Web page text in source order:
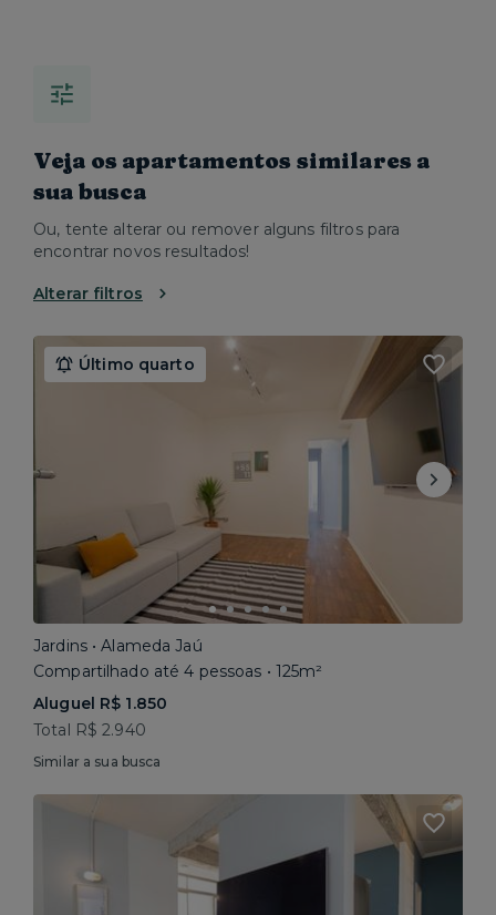
Veja os apartamentos similares a
sua busca
Ou, tente alterar ou remover alguns filtros para
encontrar novos resultados!
Alterar filtros
Último quarto
Jardins • Alameda Jaú
Compartilhado até 4 pessoas • 125m²
Aluguel R$ 1.850
Total R$ 2.940
Similar a sua busca